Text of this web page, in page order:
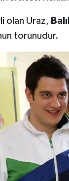
li olan Uraz,
torunudur.